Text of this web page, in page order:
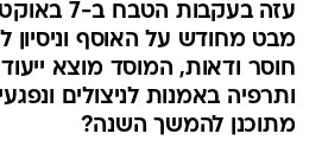
עזה בעקבות
מבט מחודש על האוסף וניסיון
חוסר ודאות, המוסד מוצא
ותרפיה באמנות לניצולים
מתוכנן להמשך השנה?